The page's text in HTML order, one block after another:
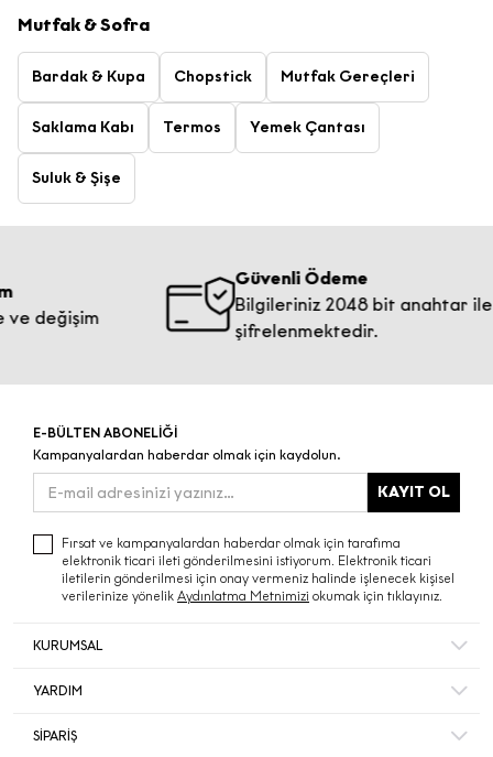
Mutfak & Sofra
Bardak & Kupa Chopstick Mutfak Gereçleri
Saklama Kabı Termos Yemek Çantası
Suluk & Şişe
Güvenli Ödeme
Bilgileriniz 2048 bit anahtar ile
şifrelenmektedir.
E-BÜLTEN ABONELİĞİ
Kampanyalardan haberdar olmak için kaydolun.
KAYIT OL
Fırsat ve kampanyalardan haberdar olmak için tarafıma
elektronik ticari ileti gönderilmesini istiyorum. Elektronik ticari
iletilerin gönderilmesi için onay vermeniz halinde işlenecek kişisel
verilerinize yönelik Aydınlatma Metnimizi okumak için tıklayınız.
KURUMSAL
Mağazalar
YARDIM
Sıkça Sorulan Sorular
SİPARİŞ